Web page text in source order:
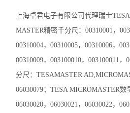
查看全部 >>
上海卓君电子有限公司代理瑞士TESA
MASTER精密千分尺：00310001 ，
00310004，00310005，00310006，
00310009，003100010，003100011 ，
分尺：TESAMASTER
06030079；TESA MICROMASTER数
06030020，06030021 ，06030022，